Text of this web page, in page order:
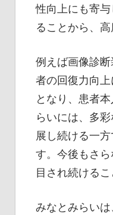
性向上にも寄
ることから、
例えば画像診
者の回復力向
となり、患者
らいには、多
展し続ける一
す。今後もさ
目され続けるこ
みなとみらい